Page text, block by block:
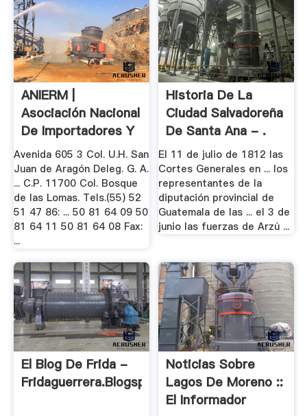
ANIERM |
Asociación Nacional
De Importadores Y
...
Avenida 605 3 Col. U.H. San
Juan de Aragón Deleg. G. A.
... C.P. 11700 Col. Bosque
de las Lomas. Tels.(55) 52
51 47 86: ... 50 81 64 09 50
81 64 11 50 81 64 08 Fax:
...
Historia De La
Ciudad Salvadoreña
De Santa Ana - .
El 11 de julio de 1812 las
Cortes Generales en ... los
representantes de la
diputación provincial de
Guatemala de las ... el 3 de
junio las fuerzas de Arzú ...
El Blog De Frida -
Fridaguerrera.blogspot.mx
Noticias Sobre
Lagos De Moreno ::
El Informador